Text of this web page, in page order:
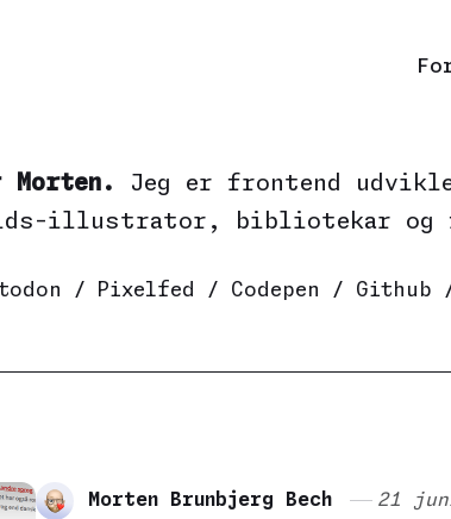
Morten. Jeg er frontend
illustrator, bibliotekar og
/ Pixelfed / Codepen / Github
Morten Brunbjerg Bech 21